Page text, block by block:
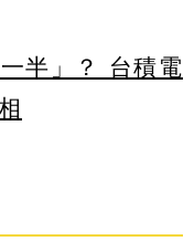
半」？ 台積電